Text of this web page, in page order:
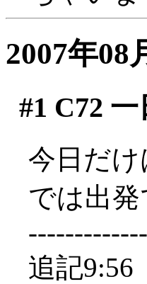
2007年08
#1 C72 一
今日だ
では出発
追記9:56